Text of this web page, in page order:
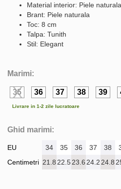
Material interior: Piele naturala
Brant: Piele naturala
Toc: 8 cm
Talpa: Tunith
Stil: Elegant
Marimi:
35 36 37 38 39
Livrare in 1-2 zile lucratoare
Ghid marimi:
EU
Centimetri
34 35 36 37 38
21.8 22.523.6 24.2 24.8